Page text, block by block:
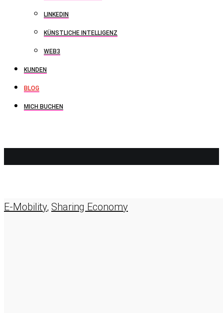
LINKEDIN
KÜNSTLICHE INTELLIGENZ
WEB3
KUNDEN
BLOG
MICH BUCHEN
AUSTIN
E-Mobility, Sharing Economy